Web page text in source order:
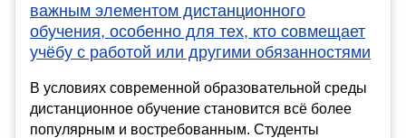
важным элементом дистанционного
обучения, особенно для тех, кто совмещает
учёбу с работой или другими обязанностями
В условиях современной образовательной среды
дистанционное обучение становится всё более
популярным и востребованным. Студенты